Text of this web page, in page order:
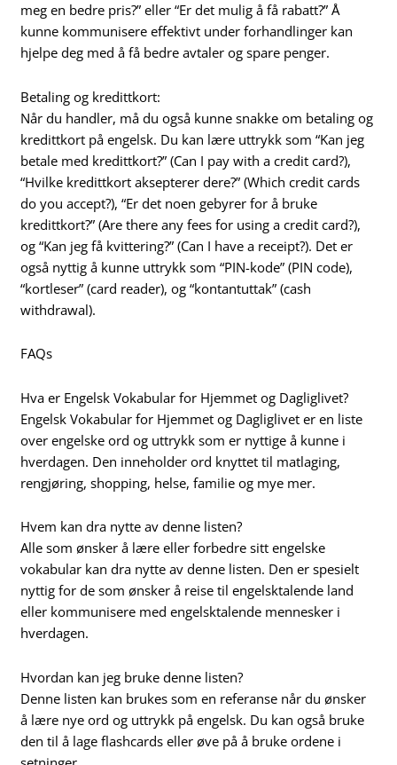
meg en bedre pris?” eller “Er det mulig å få rabatt?” Å
kunne kommunisere effektivt under forhandlinger kan
hjelpe deg med å få bedre avtaler og spare penger.
Betaling og kredittkort:
Når du handler, må du også kunne snakke om betaling og
kredittkort på engelsk. Du kan lære uttrykk som “Kan jeg
betale med kredittkort?” (Can I pay with a credit card?),
“Hvilke kredittkort aksepterer dere?” (Which credit cards
do you accept?), “Er det noen gebyrer for å bruke
kredittkort?” (Are there any fees for using a credit card?),
og “Kan jeg få kvittering?” (Can I have a receipt?). Det er
også nyttig å kunne uttrykk som “PIN-kode” (PIN code),
“kortleser” (card reader), og “kontantuttak” (cash
withdrawal).
FAQs
Hva er Engelsk Vokabular for Hjemmet og Dagliglivet?
Engelsk Vokabular for Hjemmet og Dagliglivet er en liste
over engelske ord og uttrykk som er nyttige å kunne i
hverdagen. Den inneholder ord knyttet til matlaging,
rengjøring, shopping, helse, familie og mye mer.
Hvem kan dra nytte av denne listen?
Alle som ønsker å lære eller forbedre sitt engelske
vokabular kan dra nytte av denne listen. Den er spesielt
nyttig for de som ønsker å reise til engelsktalende land
eller kommunisere med engelsktalende mennesker i
hverdagen.
Hvordan kan jeg bruke denne listen?
Denne listen kan brukes som en referanse når du ønsker
å lære nye ord og uttrykk på engelsk. Du kan også bruke
den til å lage flashcards eller øve på å bruke ordene i